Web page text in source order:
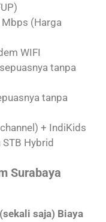
(Harga
WIFI
tanpa
tanpa
+ IndiKids
Hybrid
Surabaya
saja) Biaya